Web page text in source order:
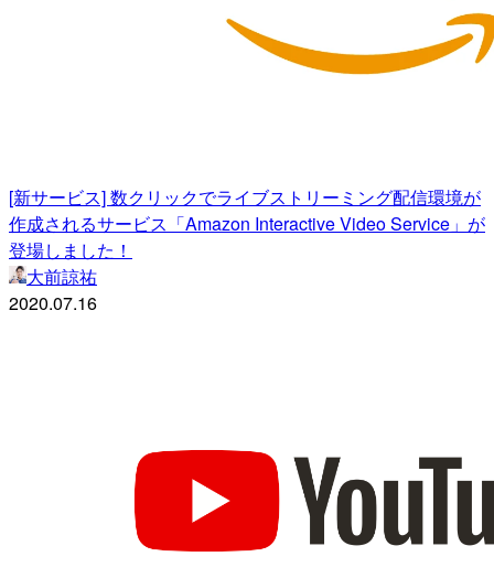
[新サービス] 数クリックでライブストリーミング配信環境が
作成されるサービス「Amazon Interactive Video Service」が
登場しました！
大前諒祐
2020.07.16